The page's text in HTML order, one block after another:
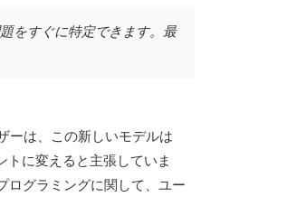
をすぐに特定できます。最
ーは、この新しいモデルは
に変えると主張していま
ログラミングに関して、ユー